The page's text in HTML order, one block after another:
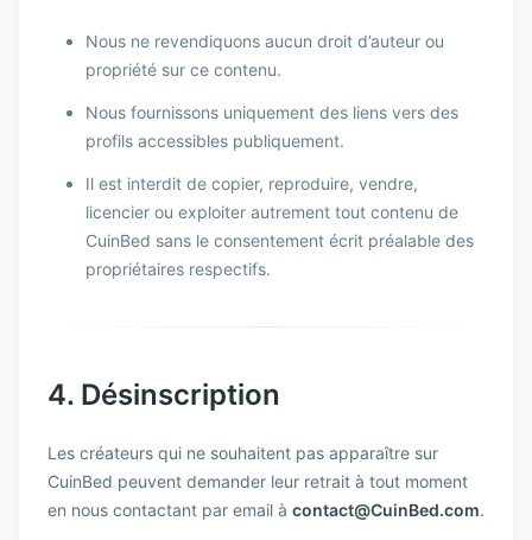
Nous ne revendiquons aucun droit d’auteur ou
propriété sur ce contenu.
Nous fournissons uniquement des liens vers des
profils accessibles publiquement.
Il est interdit de copier, reproduire, vendre,
licencier ou exploiter autrement tout contenu de
CuinBed sans le consentement écrit préalable des
propriétaires respectifs.
4. Désinscription
Les créateurs qui ne souhaitent pas apparaître sur
CuinBed peuvent demander leur retrait à tout moment
en nous contactant par email à contact@CuinBed.com.